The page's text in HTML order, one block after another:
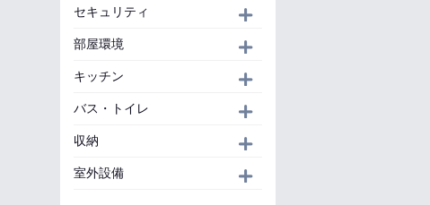
セキュリティ
部屋環境
キッチン
バス・トイレ
収納
室外設備